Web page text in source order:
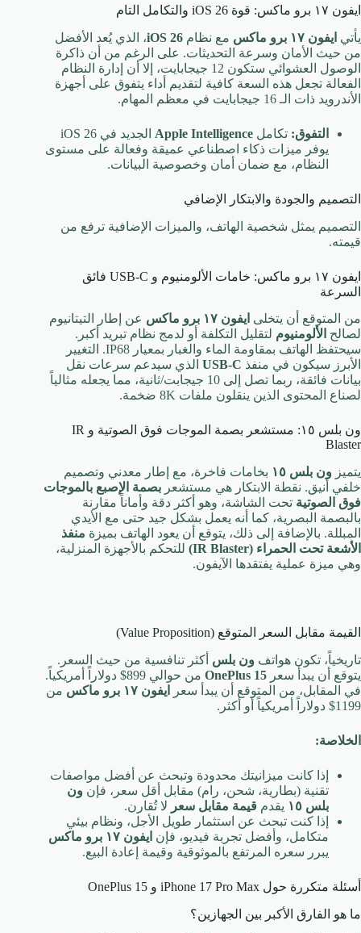
ايفون ١٧ برو ماكس: قوة iOS 26 والتكامل التام
يأتي ايفون ١٧ برو ماكس مع نظام iOS 26، الذي يُعد الأفضل
من حيث الأمان وسرعة التحديثات. على الرغم من أن ذاكرة
الوصول العشوائي ستكون 12 جيجابايت، إلا أن إدارة النظام
الفعالة تجعل هذه السعة كافية لتقديم أداء يتفوق على أجهزة
الأندرويد ذات الـ 16 جيجابايت في معظم المهام.
التفوق: تكامل Apple Intelligence
الجديد في iOS 26
يوفر ميزات ذكاء اصطناعي عميقة وفعالة على مستوى
النظام، مع ضمان أمان وخصوصية البيانات.
التصميم والجودة والابتكار الإضافي
التصميم يمثل شخصية الهاتف، والميزات الإضافية ترفع من
قيمته.
ايفون ١٧ برو ماكس: خامات الألومنيوم و USB-C فائق
السرعة
من المتوقع أن يتخلى ايفون ١٧ برو ماكس
عن إطار التيتانيوم
لصالح الألومنيوم لتقليل التكلفة أو لدمج نظام تبريد أكبر.
سيحتفظ الهاتف بمقاومة الماء والغبار بمعيار IP68. التغيير
الأبرز سيكون في منفذ USB-C الذي سيدعم سرعات نقل
بيانات فائقة، ربما تصل إلى 10 جيجابت/ثانية، مما يجعله مثالياً
لصناع المحتوى الذين ينقلون ملفات 8K ضخمة.
ون بلس ١٥: مستشعر بصمة الموجات فوق الصوتية و IR
Blaster
يتميز ون بلس ١٥
بخامات فاخرة، مع إطار معدني وتصميم
خلفي أنيق. نقطة الابتكار هي مستشعر بصمة الإصبع بالموجات
فوق الصوتية تحت الشاشة، وهو أكثر دقة وأماناً مقارنة
بالبصمة البصرية، كما أنه يعمل بشكل جيد حتى مع الأيدي
المبللة. بالإضافة إلى ذلك، يتوقع أن يعود الهاتف بميزة منفذ
الأشعة تحت الحمراء (IR Blaster)
للتحكم بالأجهزة المنزلية،
وهي ميزة عملية يفتقدها الآيفون.
القيمة مقابل السعر المتوقع (Value Proposition)
تاريخياً، تكون هواتف ون بلس أكثر تنافسية من حيث السعر.
يتوقع أن يبدأ سعر OnePlus 15 من حوالي 899$
دولاراً أمريكياً.
في المقابل، من المتوقع أن يبدأ سعر
ايفون ١٧ برو ماكس
من
1199$
دولاراً أمريكياً أو أكثر.
الخلاصة:
إذا كانت ميزانيتك محدودة وتبحث عن أفضل مواصفات
تقنية (بطارية، شحن، رام) مقابل أقل سعر، فإن ون
بلس ١٥
يقدم قيمة مقابل سعر لا تُقارن.
إذا كنت تبحث عن استثمار طويل الأجل، ونظام بيئي
متكامل، وأفضل تجربة فيديو، فإن ايفون ١٧ برو ماكس
يبرر سعره المرتفع بالموثوقية وقيمة إعادة البيع.
أسئلة متكررة حول iPhone 17 Pro Max و OnePlus 15
ما هو الفارق الأكبر بين الجهازين؟